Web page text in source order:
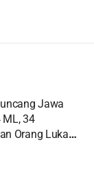
Jawa
ML, 34
Orang Luka
Rusak